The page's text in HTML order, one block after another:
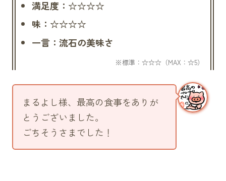
満足度：☆☆☆☆
味：☆☆☆☆
一言：流石の美味さ
まるよし様、最高の食事をありが
とうございました。
ごちそうさまでした！